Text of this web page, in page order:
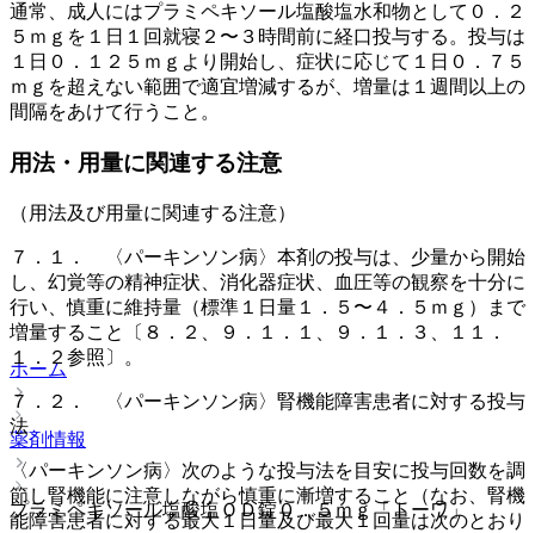
通常、成人にはプラミペキソール塩酸塩水和物として０．２
５ｍｇを１日１回就寝２〜３時間前に経口投与する。投与は
１日０．１２５ｍｇより開始し、症状に応じて１日０．７５
ｍｇを超えない範囲で適宜増減するが、増量は１週間以上の
間隔をあけて行うこと。
用法・用量に関連する注意
（用法及び用量に関連する注意）
７．１． 〈パーキンソン病〉本剤の投与は、少量から開始
し、幻覚等の精神症状、消化器症状、血圧等の観察を十分に
行い、慎重に維持量（標準１日量１．５〜４．５ｍｇ）まで
増量すること〔８．２、９．１．１、９．１．３、１１．
１．２参照〕。
７．２． 〈パーキンソン病〉腎機能障害患者に対する投与
法
〈パーキンソン病〉次のような投与法を目安に投与回数を調
節し腎機能に注意しながら慎重に漸増すること（なお、腎機
能障害患者に対する最大１日量及び最大１回量は次のとおり
ホーム
薬剤情報
プラミペキソール塩酸塩ＯＤ錠０．５ｍｇ「トーワ」